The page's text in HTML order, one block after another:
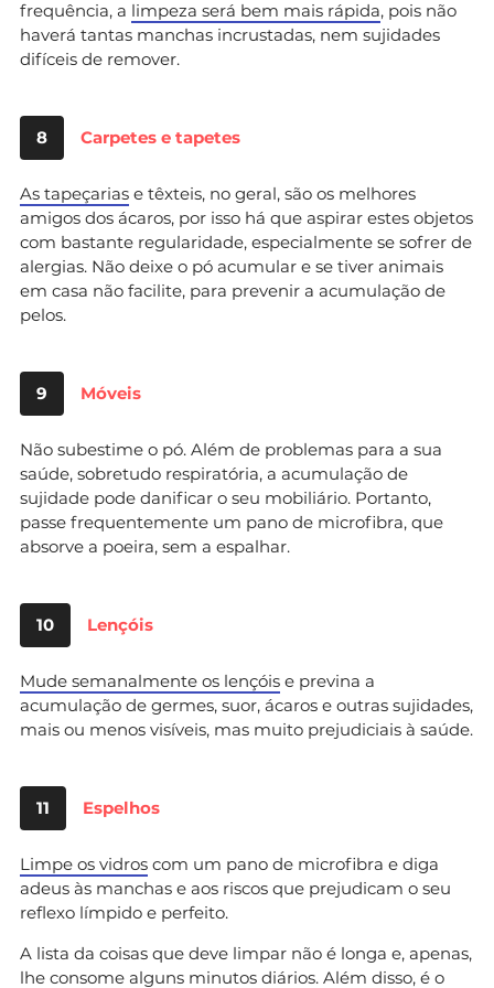
frequência, a limpeza será bem mais rápida, pois não
haverá tantas manchas incrustadas, nem sujidades
difíceis de remover.
8 Carpetes e tapetes
As tapeçarias e têxteis, no geral, são os melhores
amigos dos ácaros, por isso há que aspirar estes objetos
com bastante regularidade, especialmente se sofrer de
alergias. Não deixe o pó acumular e se tiver animais
em casa não facilite, para prevenir a acumulação de
pelos.
9 Móveis
Não subestime o pó. Além de problemas para a sua
saúde, sobretudo respiratória, a acumulação de
sujidade pode danificar o seu mobiliário. Portanto,
passe frequentemente um pano de microfibra, que
absorve a poeira, sem a espalhar.
10 Lençóis
Mude semanalmente os lençóis e previna a
acumulação de germes, suor, ácaros e outras sujidades,
mais ou menos visíveis, mas muito prejudiciais à saúde.
11 Espelhos
Limpe os vidros com um pano de microfibra e diga
adeus às manchas e aos riscos que prejudicam o seu
reflexo límpido e perfeito.
A lista da coisas que deve limpar não é longa e, apenas,
lhe consome alguns minutos diários. Além disso, é o